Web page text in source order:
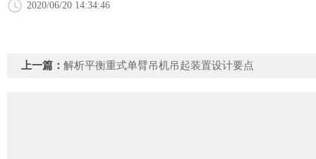
2020/06/20 14:34:46
上一篇： 解析平衡重式单臂吊机吊起装置设计要点